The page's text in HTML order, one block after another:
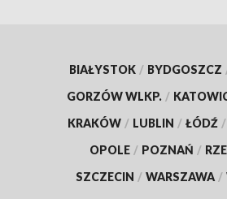
BIAŁYSTOK / BYDGOSZCZ
GORZÓW WLKP. /
KRAKÓW / LUBLIN / ŁÓDŹ /
OPOLE / POZNAŃ /
SZCZECIN / WARSZAWA /